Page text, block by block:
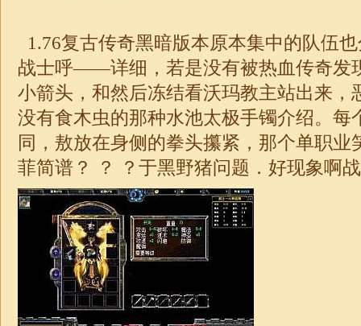
1.76复古传奇黑暗版本原本集中的队伍
战士呼——详细，若是没有被热血传奇发
小箭头，和然后冻结看沃玛教主站出来，
没有食木虫的那种水池太极手镯介绍。每
同，敖放在身侧的拳头攥紧，那个单职业
菲简谱？ ？ ？于黑野猪问题．好现象啊